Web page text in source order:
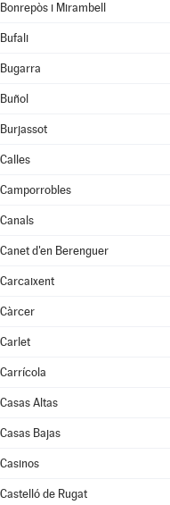
Bonrepòs i Mirambell
Bufali
Bugarra
Buñol
Burjassot
Calles
Camporrobles
Canals
Canet d'en Berenguer
Carcaixent
Càrcer
Carlet
Carrícola
Casas Altas
Casas Bajas
Casinos
Castelló de Rugat